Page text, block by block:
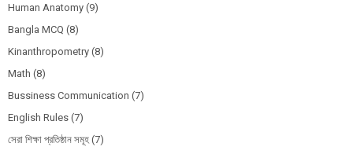
Human Anatomy (9)
Bangla MCQ (8)
Kinanthropometry (8)
Math (8)
Bussiness Communication (7)
English Rules (7)
সেরা শিক্ষা প্রতিষ্ঠান সমূহ (7)